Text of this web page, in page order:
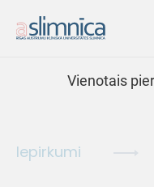
Vienotais
Iepirkumi